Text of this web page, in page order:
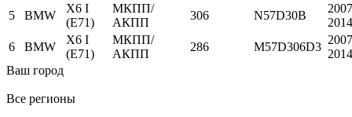
5
BMW
X6 I
(E71)
МКПП/
АКПП
306 N57D30B
2014
6
BMW
X6 I
(E71)
МКПП/
АКПП
286 M57D306D3
2014
Ваш город
Все регионы